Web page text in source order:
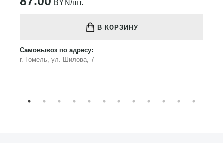
BYN/шт.
В КОРЗИНУ
Самовывоз по адресу:
г. Гомель, ул. Шилова, 7